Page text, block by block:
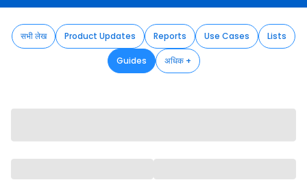
सभी लेख Product Updates Reports Use Cases Lists
Guides अधिक +